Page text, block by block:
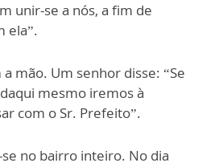
unir-se a nós, a fim de
ela”.
mão. Um senhor disse: “Se
mesmo iremos à
com o Sr. Prefeito”.
no bairro inteiro. No dia